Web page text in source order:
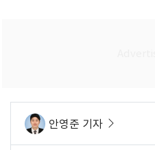
안영준 기자